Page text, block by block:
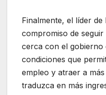
Finalmente, el líder
compromiso de
cerca con el gobierno
condiciones que
empleo y atraer a
traduzca en más